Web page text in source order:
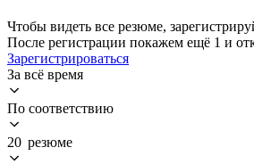
Чтобы видеть все резюме,
После регистрации покажем ещё 1 и
Зарегистрироваться
За всё время
По соответствию
20 резюме